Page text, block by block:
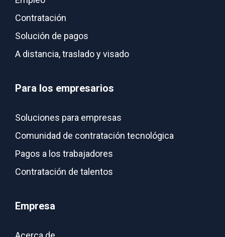
Contratación
Solución de pagos
A distancia, traslado y visado
Para los empresarios
Soluciones para empresas
Comunidad de contratación tecnológica
Pagos a los trabajadores
Contratación de talentos
Empresa